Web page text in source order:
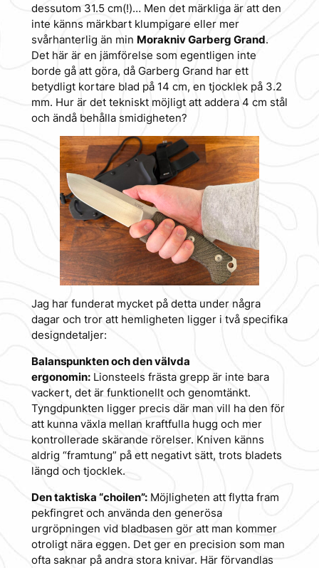
dessutom 31.5 cm(!)… Men det märkliga är att den
inte känns märkbart klumpigare eller mer
svårhanterlig än min Morakniv Garberg Grand.
Det här är en jämförelse som egentligen inte
borde gå att göra, då Garberg Grand har ett
betydligt kortare blad på 14 cm, en tjocklek på 3.2
mm. Hur är det tekniskt möjligt att addera 4 cm stål
och ändå behålla smidigheten?
Jag har funderat mycket på detta under några
dagar och tror att hemligheten ligger i två specifika
designdetaljer:
Balanspunkten och den välvda
ergonomin:Lionsteels frästa grepp är inte bara
vackert, det är funktionellt och genomtänkt.
Tyngdpunkten ligger precis där man vill ha den för
att kunna växla mellan kraftfulla hugg och mer
kontrollerade skärande rörelser. Kniven känns
aldrig “framtung” på ett negativt sätt, trots bladets
längd och tjocklek.
Den taktiska “choilen”:Möjligheten att flytta fram
pekfingret och använda den generösa
urgröpningen vid bladbasen gör att man kommer
otroligt nära eggen. Det ger en precision som man
ofta saknar på andra stora knivar. Här förvandlas